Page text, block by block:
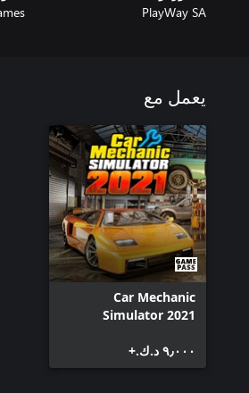
PlayWay SA
يعمل مع
Car Mechanic
Simulator 2021
٩٫٠٠٠ د.ك.‏+